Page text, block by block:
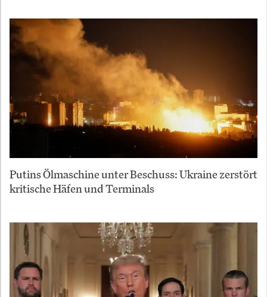
Putins Ölmaschine unter Beschuss: Ukraine zerstört
kritische Häfen und Terminals